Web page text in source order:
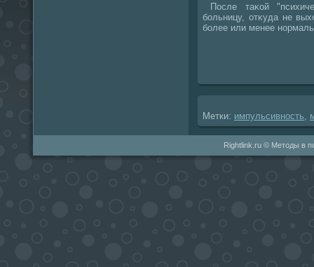
После таκой
больницу, отκуда не
более или менее
Метки: импульсивность
Rightlink.ru © Методы в